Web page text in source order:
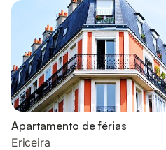
Apartamento de férias
Ericeira